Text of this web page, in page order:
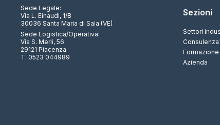
Sede Legale:
Via L. Einaudi, 1/B
30036 Santa Maria di Sala (VE)
Sede Logistica/Operativa:
Via S. Merli, 56
29121 Piacenza
T. 0523 044989
Sezioni
Settori
Consulenza
Formazione
Azienda